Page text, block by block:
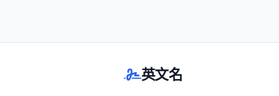
英文名